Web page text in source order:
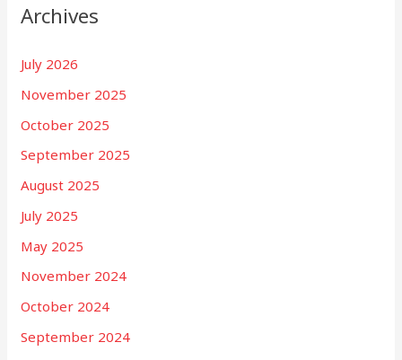
Archives
July 2026
November 2025
October 2025
September 2025
August 2025
July 2025
May 2025
November 2024
October 2024
September 2024